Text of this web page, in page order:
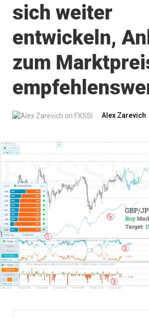
sich weiter
entwickeln,
zum
Alex Zarevich